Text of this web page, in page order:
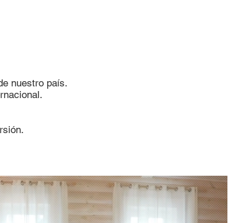
nuestro país.